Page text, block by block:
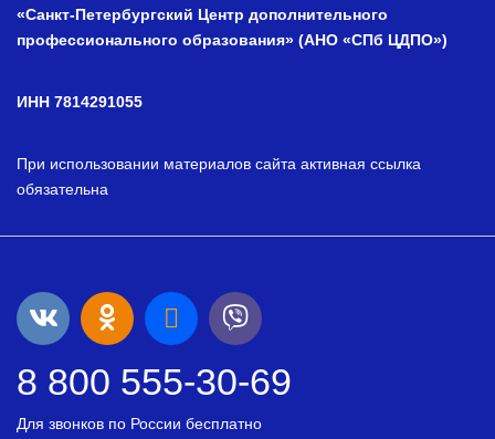
«Санкт-Петербургский Центр дополнительного
профессионального образования» (АНО «СПб ЦДПО»)
ИНН 7814291055
При использовании материалов сайта активная ссылка
обязательна
8 800 555-30-69
Для звонков по России бесплатно